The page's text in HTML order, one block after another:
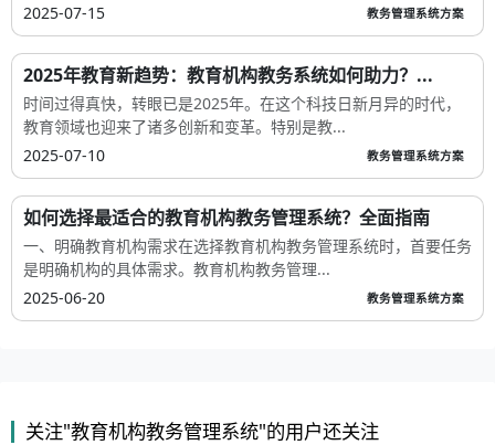
2025-07-15
教务管理系统方案
2025年教育新趋势：教育机构教务系统如何助力？...
时间过得真快，转眼已是2025年。在这个科技日新月异的时代，
教育领域也迎来了诸多创新和变革。特别是教...
2025-07-10
教务管理系统方案
如何选择最适合的教育机构教务管理系统？全面指南
一、明确教育机构需求在选择教育机构教务管理系统时，首要任务
是明确机构的具体需求。教育机构教务管理...
2025-06-20
教务管理系统方案
关注"教育机构教务管理系统"的用户还关注